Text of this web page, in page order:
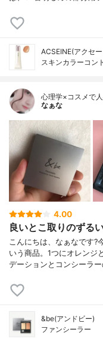
ACSEINE(アクセ
スキンカラーコン
心理学×コスメで
なぁな
4.00
良いとこ取りのずるい
こんにちは、なぁなです?
いう商品。1つにオレンジ
デーションとコンシーラ
&be(アンドビー)
ファンシーラー